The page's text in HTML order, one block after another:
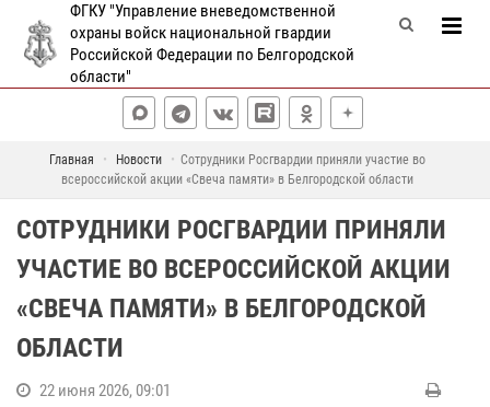
ФГКУ "Управление вневедомственной
охраны войск национальной гвардии
Российской Федерации по Белгородской
области"
Главная Новости
Сотрудники Росгвардии приняли участие во
всероссийской акции «Свеча памяти» в Белгородской области
СОТРУДНИКИ РОСГВАРДИИ ПРИНЯЛИ
УЧАСТИЕ ВО ВСЕРОССИЙСКОЙ АКЦИИ
«СВЕЧА ПАМЯТИ» В БЕЛГОРОДСКОЙ
ОБЛАСТИ
22 июня 2026, 09:01